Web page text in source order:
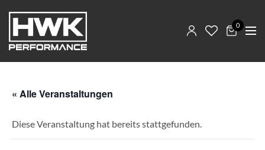
0
« Alle Veranstaltungen
Diese Veranstaltung hat bereits stattgefunden.